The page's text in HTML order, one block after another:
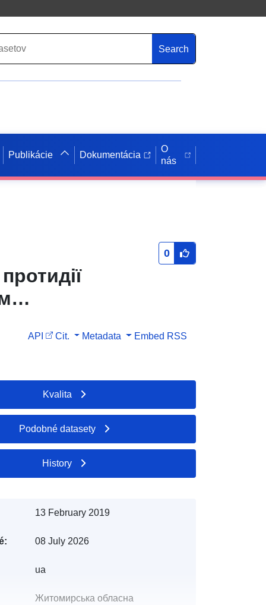
Search
Publikácie Dokumentácia
O
nás
0
API Cit. Metadata Embed RSS
Kvalita
Podobné datasety
History
13 February 2019
08 July 2026
ua
Житомирська обласна